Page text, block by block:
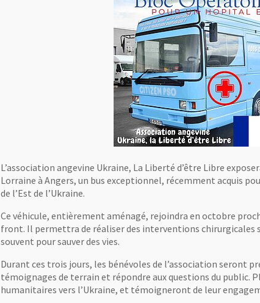
L’association angevine Ukraine, La Liberté d’être Libre
Lorraine à Angers, un bus exceptionnel, récemment acquis
de l’Est de l’Ukraine.
Ce véhicule, entièrement aménagé, rejoindra en octobre
front. Il permettra de réaliser des interventions chirurgicales
souvent pour sauver des vies.
Durant ces trois jours, les bénévoles de l’association seront
témoignages de terrain et répondre aux questions du public.
humanitaires vers l’Ukraine, et témoigneront de leur